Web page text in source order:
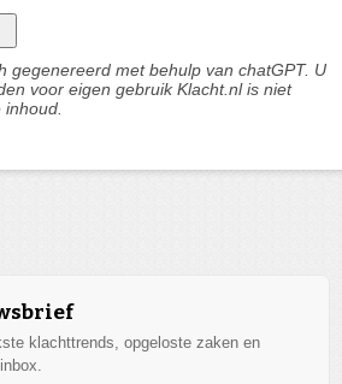
gegenereerd met behulp van chatGPT. U
voor eigen gebruik Klacht.nl is niet
klachttrends, opgeloste zaken en